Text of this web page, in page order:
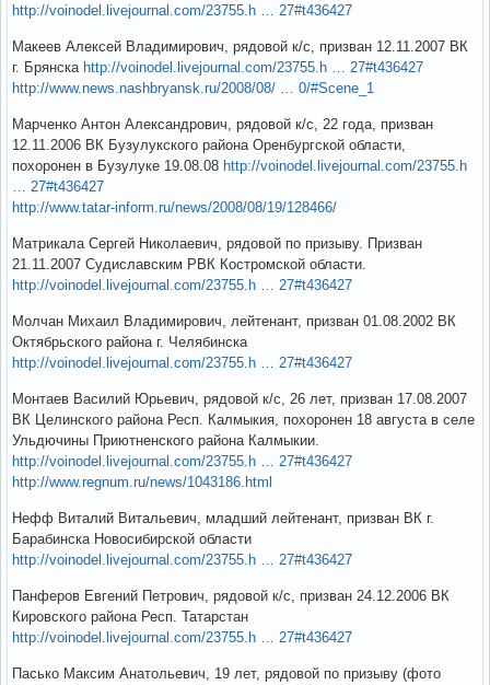
http://voinodel.livejournal.com/23755.h … 27#t436427
Макеев Алексей Владимирович, рядовой к/с, призван 12.11.2007 ВК
г. Брянска http://voinodel.livejournal.com/23755.h … 27#t436427
http://www.news.nashbryansk.ru/2008/08/ … 0/#Scene_1
Марченко Антон Александрович, рядовой к/с, 22 года, призван
12.11.2006 ВК Бузулукского района Оренбургской области,
похоронен в Бузулуке 19.08.08 http://voinodel.livejournal.com/23755.h
… 27#t436427
http://www.tatar-inform.ru/news/2008/08/19/128466/
Матрикала Сергей Николаевич, рядовой по призыву. Призван
21.11.2007 Судиславским РВК Костромской области.
http://voinodel.livejournal.com/23755.h … 27#t436427
Молчан Михаил Владимирович, лейтенант, призван 01.08.2002 ВК
Октябрьского района г. Челябинска
http://voinodel.livejournal.com/23755.h … 27#t436427
Монтаев Василий Юрьевич, рядовой к/с, 26 лет, призван 17.08.2007
ВК Целинского района Респ. Калмыкия, похоронен 18 августа в селе
Ульдючины Приютненского района Калмыкии.
http://voinodel.livejournal.com/23755.h … 27#t436427
http://www.regnum.ru/news/1043186.html
Нефф Виталий Витальевич, младший лейтенант, призван ВК г.
Барабинска Новосибирской области
http://voinodel.livejournal.com/23755.h … 27#t436427
Панферов Евгений Петрович, рядовой к/с, призван 24.12.2006 ВК
Кировского района Респ. Татарстан
http://voinodel.livejournal.com/23755.h … 27#t436427
Пасько Максим Анатольевич, 19 лет, рядовой по призыву (фото